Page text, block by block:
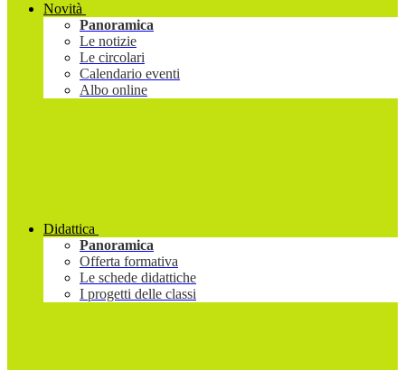
Novità
Panoramica
Le notizie
Le circolari
Calendario eventi
Albo online
Didattica
Panoramica
Offerta formativa
Le schede didattiche
I progetti delle classi